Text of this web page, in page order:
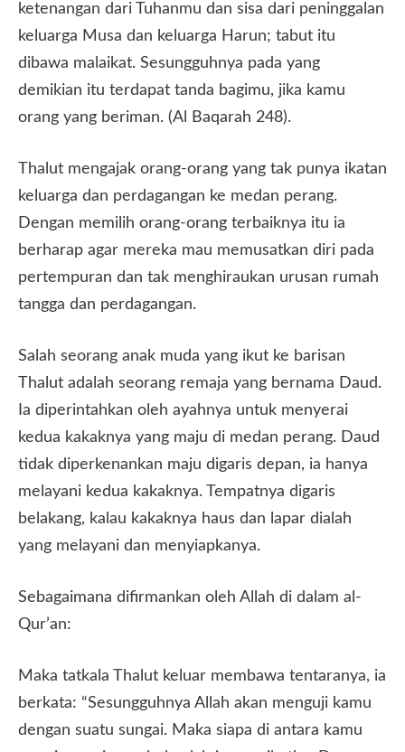
ketenangan dari Tuhanmu dan sisa dari peninggalan
keluarga Musa dan keluarga Harun; tabut itu
dibawa malaikat. Sesungguhnya pada yang
demikian itu terdapat tanda bagimu, jika kamu
orang yang beriman. (Al Baqarah 248).
Thalut mengajak orang-orang yang tak punya ikatan
keluarga dan perdagangan ke medan perang.
Dengan memilih orang-orang terbaiknya itu ia
berharap agar mereka mau memusatkan diri pada
pertempuran dan tak menghiraukan urusan rumah
tangga dan perdagangan.
Salah seorang anak muda yang ikut ke barisan
Thalut adalah seorang remaja yang bernama Daud.
Ia diperintahkan oleh ayahnya untuk menyerai
kedua kakaknya yang maju di medan perang. Daud
tidak diperkenankan maju digaris depan, ia hanya
melayani kedua kakaknya. Tempatnya digaris
belakang, kalau kakaknya haus dan lapar dialah
yang melayani dan menyiapkanya.
Sebagaimana difirmankan oleh Allah di dalam al-
Qur’an:
Maka tatkala Thalut keluar membawa tentaranya, ia
berkata: “Sesungguhnya Allah akan menguji kamu
dengan suatu sungai. Maka siapa di antara kamu